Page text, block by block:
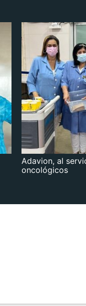
Adavion, al
oncológicos